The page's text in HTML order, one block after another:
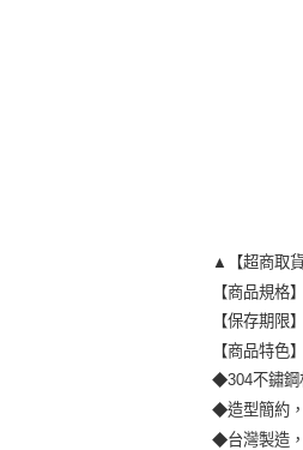
▲【超商取
【商品規格
【保存期限
【商品特色】
◆304不鏽鋼
◆造型簡約
◆台灣製造